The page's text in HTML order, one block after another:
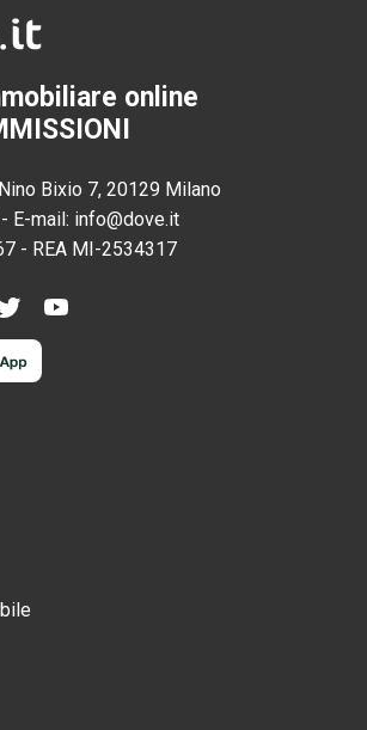
online
Bixio 7, 20129 Milano
- E-mail: info@dove.it
- REA MI-2534317